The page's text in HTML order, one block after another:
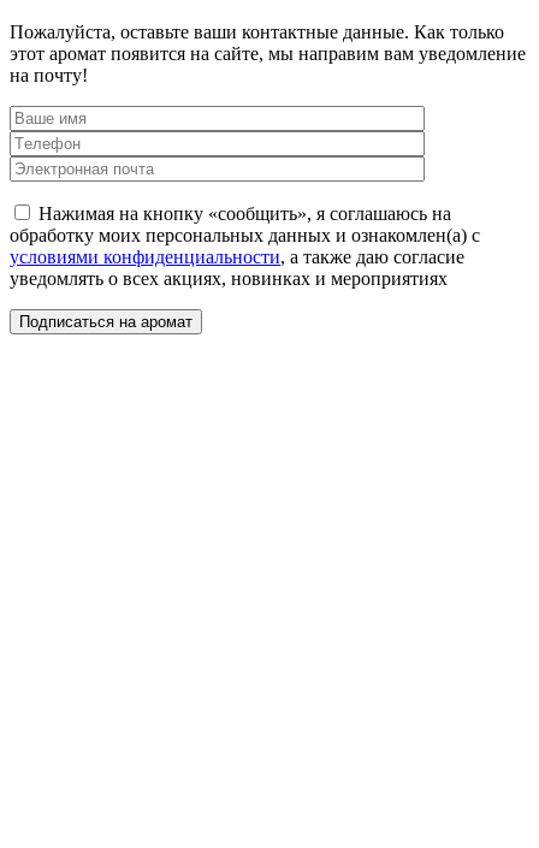
Пожалуйста, оставьте ваши контактные данные. Как только
этот аромат появится на сайте, мы направим вам уведомление
на почту!
Нажимая на кнопку «сообщить», я соглашаюсь на
обработку моих персональных данных и ознакомлен(а) с
условиями конфиденциальности, а также даю согласие
уведомлять о всех акциях, новинках и мероприятиях